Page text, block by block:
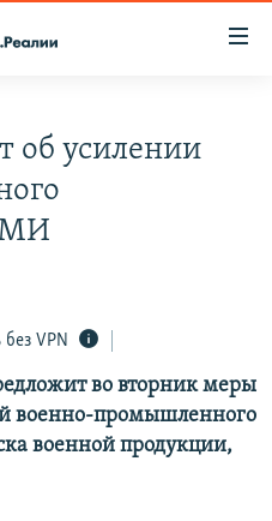
СОПРОТИВЛЕНИЯ
об усилении
VPN
во вторник меры
военно-промышленного
военной продукции,